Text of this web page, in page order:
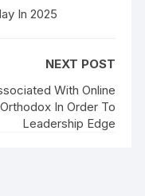
In 2025
NEXT POST
With Online
In Order To
Leadership Edge